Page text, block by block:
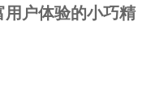
户体验的小巧精